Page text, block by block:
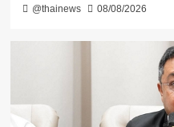
@thainews 08/08/2026